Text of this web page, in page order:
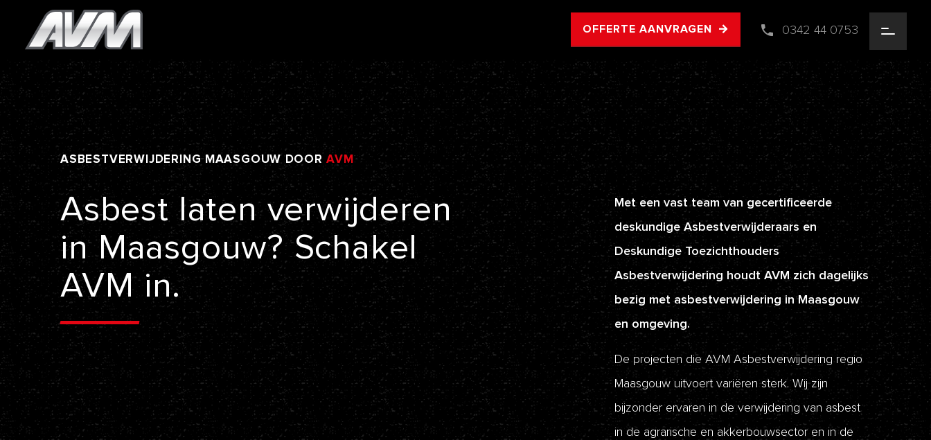
OFFERTE AANVRAGEN 0342 44 0753
ASBESTVERWIJDERING MAASGOUW DOOR AVM
Asbest laten verwijderen
in Maasgouw? Schakel
AVM in.
Met een vast team van gecertificeerde
deskundige Asbestverwijderaars en
Deskundige Toezichthouders
Asbestverwijdering houdt AVM zich dagelijks
bezig met asbestverwijdering in Maasgouw
en omgeving.
De projecten die AVM Asbestverwijdering regio
Maasgouw uitvoert variëren sterk. Wij zijn
bijzonder ervaren in de verwijdering van asbest
in de agrarische en akkerbouwsector en in de